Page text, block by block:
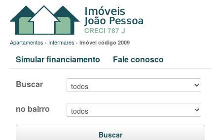
Apartamentos › Intermares › Imóvel código 2009
Simular financiamento Fale conosco
Buscar
no bairro
Buscar